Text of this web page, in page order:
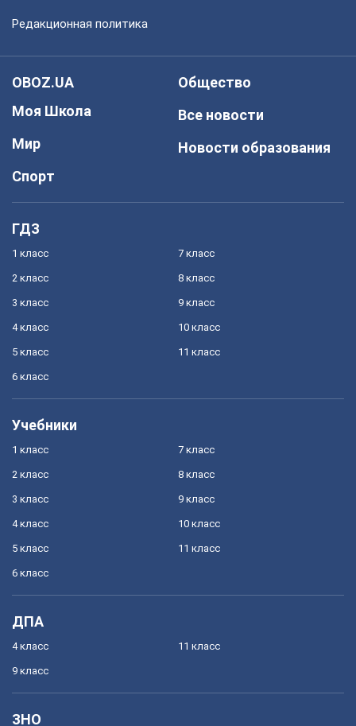
Редакционная политика
OBOZ.UA
Моя Школа
Мир
Спорт
Общество
Все новости
Новости образования
ГДЗ
1 класс
2 класс
3 класс
4 класс
5 класс
6 класс
7 класс
8 класс
9 класс
10 класс
11 класс
Учебники
1 класс
2 класс
3 класс
4 класс
5 класс
6 класс
7 класс
8 класс
9 класс
10 класс
11 класс
ДПА
4 класс
9 класс
11 класс
ЗНО